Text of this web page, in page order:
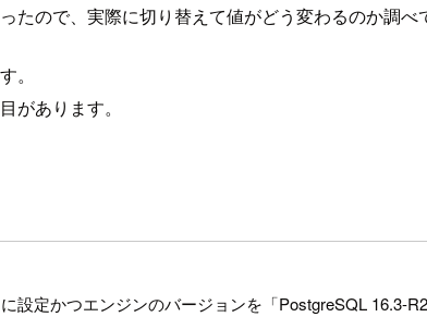
ので、実際に切り替えて値がどう変わるのか調べ
。
があります。
定かつエンジンのバージョンを「PostgreSQL 16.3-